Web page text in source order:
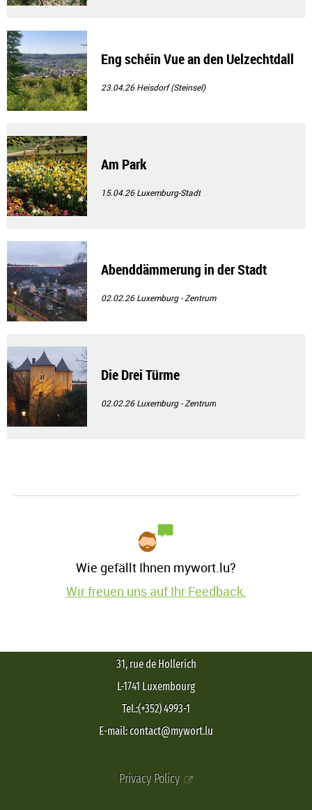
Eng schéin Vue an den Uelzechtdall
23.04.26Heisdorf (Steinsel)
Am Park
15.04.26Luxemburg-Stadt
Abenddämmerung in der Stadt
02.02.26Luxemburg - Zentrum
Die Drei Türme
02.02.26Luxemburg - Zentrum
Wie gefällt Ihnen mywort.lu?
Wir freuen uns auf Ihr Feedback.
31, rue de Hollerich
L-1741 Luxembourg
Tel.:(+352) 4993-1
E-mail: contact@mywort.lu
Privacy Policy